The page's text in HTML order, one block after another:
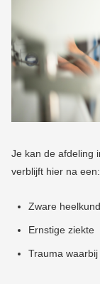
Je kan de afdeling
verblijft hier na een:
Zware
Ernstige ziekte
Trauma